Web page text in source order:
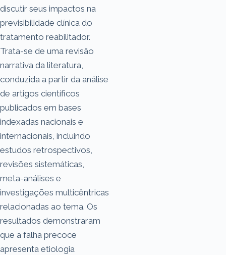
discutir seus impactos na
previsibilidade clínica do
tratamento reabilitador.
Trata-se de uma revisão
narrativa da literatura,
conduzida a partir da análise
de artigos científicos
publicados em bases
indexadas nacionais e
internacionais, incluindo
estudos retrospectivos,
revisões sistemáticas,
meta-análises e
investigações multicêntricas
relacionadas ao tema. Os
resultados demonstraram
que a falha precoce
apresenta etiologia